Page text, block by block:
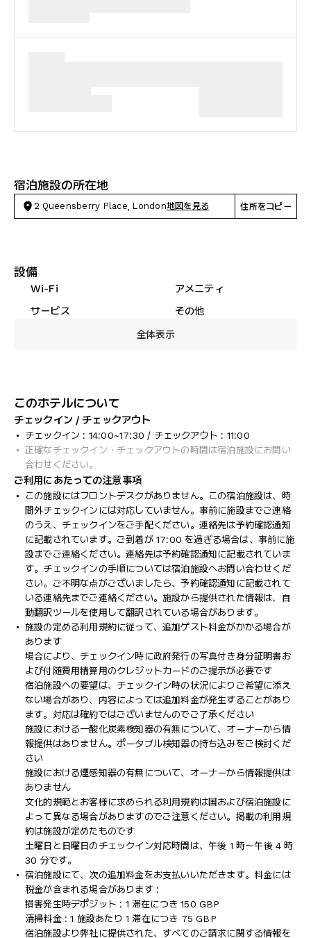
宿泊施設の所在地
2 Queensberry Place, London地図を見る 住所をコピー
設備
Wi-Fi
アメニティ
サービス
その他
全体表示
このホテルについて
チェックイン / チェックアウト
チェックイン : 14:00~17:30 / チェックアウト : 11:00
正確なチェックイン・チェックアウトの時間は宿泊施設にお問い
合わせください。
ご利用にあたっての注意事項
この施設にはフロントデスクがありません。この宿泊施設は、時
間外チェックインには対応していません。事前に施設までご連絡
のうえ、チェックインをご手配ください。連絡先は予約確認通知
に記載されています。ご到着が 17:00 を過ぎる場合は、事前に施
設までご連絡ください。連絡先は予約確認通知に記載されていま
す。チェックインの手順については宿泊施設へお問い合わせくだ
さい。ご不明な点がございましたら、予約確認通知に記載されて
いる連絡先までご連絡ください。施設から提供された情報は、自
動翻訳ツールを使用して翻訳されている場合があります。
施設の定める利用規約に従って、追加ゲスト料金がかかる場合が
あります
場合により、チェックイン時に政府発行の写真付き身分証明書お
よび付随費用精算用のクレジットカードのご提示が必要です
宿泊施設への要望は、チェックイン時の状況によりご希望に添え
ない場合があり、内容によっては追加料金が発生することがあり
ます。対応は確約ではございませんのでご了承ください
施設における一酸化炭素検知器の有無について、オーナーから情
報提供はありません。ポータブル検知器の持ち込みをご検討くだ
さい
施設における煙感知器の有無について、オーナーから情報提供は
ありません
文化的規範とお客様に求められる利用規約は国および宿泊施設に
よって異なる場合がありますのでご注意ください。掲載の利用規
約は施設が定めたものです
土曜日と日曜日のチェックイン対応時間は、午後 1 時～午後 4 時
30 分です。
宿泊施設にて、次の追加料金をお支払いいただきます。料金には
税金が含まれる場合があります :
損害発生時デポジット : 1 滞在につき 150 GBP
清掃料金 : 1 施設あたり 1 滞在につき 75 GBP
宿泊施設より弊社に提供された、すべてのご請求に関する情報を